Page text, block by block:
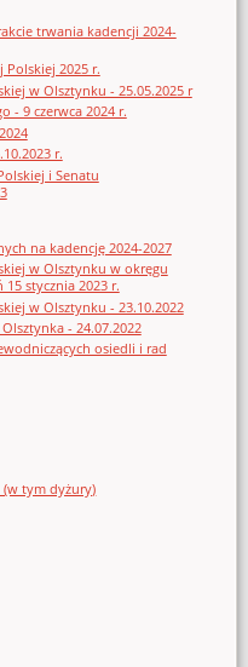
trwania kadencji 2024-
Polskiej 2025 r.
w Olsztynku - 25.05.2025 r
- 9 czerwca 2024 r.
r.
i Senatu
na kadencję 2024-2027
w Olsztynku w okręgu
stycznia 2023 r.
w Olsztynku - 23.10.2022
- 24.07.2022
osiedli i rad
tym dyżury)